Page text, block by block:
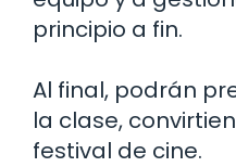
principio a fin.
Al final, podrán
la clase,
festival de cine.